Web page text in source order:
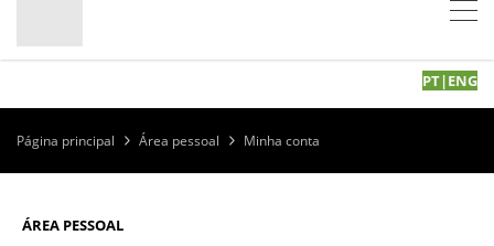
PT|ENG
Página principal Área pessoal Minha conta
ÁREA PESSOAL